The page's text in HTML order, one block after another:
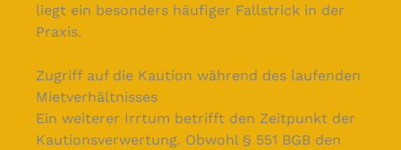
liegt ein besonders häufiger Fallstrick in der
Praxis.
Zugriff auf die Kaution während des laufenden
Mietverhältnisses
Ein weiterer Irrtum betrifft den Zeitpunkt der
Kautionsverwertung. Obwohl § 551 BGB den